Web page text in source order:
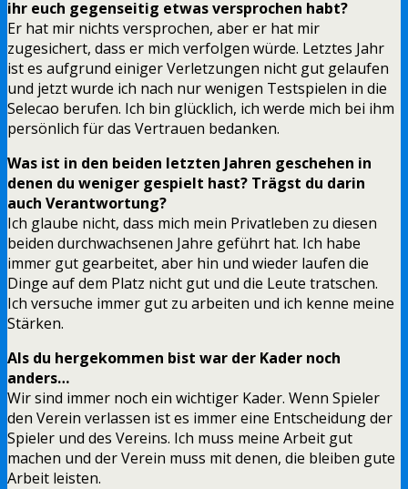
ihr euch gegenseitig etwas versprochen habt?
Er hat mir nichts versprochen, aber er hat mir
zugesichert, dass er mich verfolgen würde. Letztes Jahr
ist es aufgrund einiger Verletzungen nicht gut gelaufen
und jetzt wurde ich nach nur wenigen Testspielen in die
Selecao berufen. Ich bin glücklich, ich werde mich bei ihm
persönlich für das Vertrauen bedanken.
Was ist in den beiden letzten Jahren geschehen in
denen du weniger gespielt hast? Trägst du darin
auch Verantwortung?
Ich glaube nicht, dass mich mein Privatleben zu diesen
beiden durchwachsenen Jahre geführt hat. Ich habe
immer gut gearbeitet, aber hin und wieder laufen die
Dinge auf dem Platz nicht gut und die Leute tratschen.
Ich versuche immer gut zu arbeiten und ich kenne meine
Stärken.
Als du hergekommen bist war der Kader noch
anders…
Wir sind immer noch ein wichtiger Kader. Wenn Spieler
den Verein verlassen ist es immer eine Entscheidung der
Spieler und des Vereins. Ich muss meine Arbeit gut
machen und der Verein muss mit denen, die bleiben gute
Arbeit leisten.